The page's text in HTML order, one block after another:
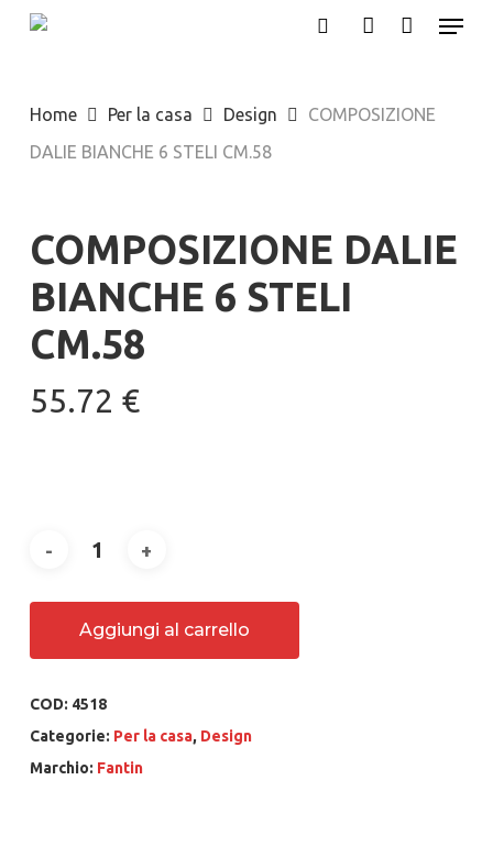
Skip
content
Menu
Home Per la casa Design
COMPOSIZIONE
DALIE BIANCHE 6 STELI CM.58
COMPOSIZIONE DALIE
BIANCHE 6 STELI
CM.58
55.72 €
Aggiungi al carrello
COD: 4518
Categorie: Per la casa, Design
Marchio: Fantin